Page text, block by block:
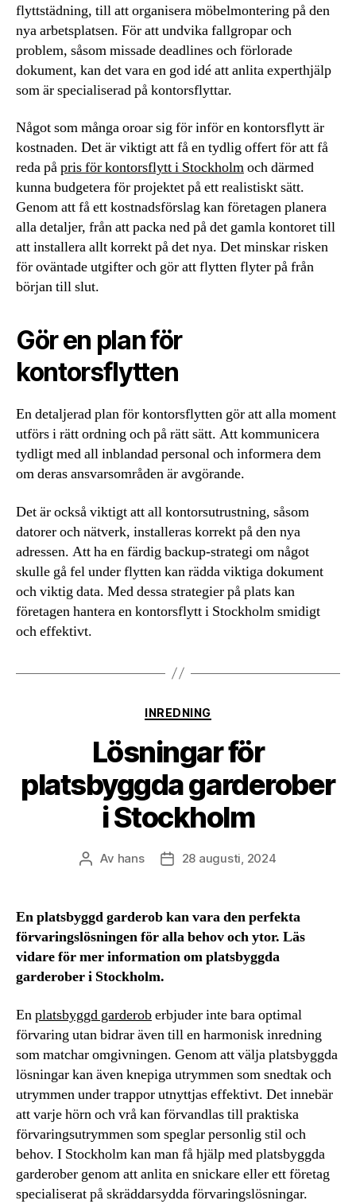
flyttstädning, till att organisera möbelmontering på den
nya arbetsplatsen. För att undvika fallgropar och
problem, såsom missade deadlines och förlorade
dokument, kan det vara en god idé att anlita experthjälp
som är specialiserad på kontorsflyttar.
Något som många oroar sig för inför en kontorsflytt är
kostnaden. Det är viktigt att få en tydlig offert för att få
reda påpris för kontorsflytt i Stockholmoch därmed
kunna budgetera för projektet på ett realistiskt sätt.
Genom att få ett kostnadsförslag kan företagen planera
alla detaljer, från att packa ned på det gamla kontoret till
att installera allt korrekt på det nya. Det minskar risken
för oväntade utgifter och gör att flytten flyter på från
början till slut.
Gör en plan för
kontorsflytten
En detaljerad plan för kontorsflytten gör att alla moment
utförs i rätt ordning och på rätt sätt. Att kommunicera
tydligt med all inblandad personal och informera dem
om deras ansvarsområden är avgörande.
Det är också viktigt att all kontorsutrustning, såsom
datorer och nätverk, installeras korrekt på den nya
adressen. Att ha en färdig backup-strategi om något
skulle gå fel under flytten kan rädda viktiga dokument
och viktig data. Med dessa strategier på plats kan
företagen hantera en kontorsflytt i Stockholm smidigt
och effektivt.
Kategorier
INREDNING
Lösningar för
platsbyggda garderober
i Stockholm
Inläggsförfattare
Av hans Inläggsdatum
28 augusti, 2024
En platsbyggd garderob kan vara den perfekta
förvaringslösningen för alla behov och ytor. Läs
vidare för mer information om platsbyggda
garderober i Stockholm.
Enplatsbyggd garderoberbjuder inte bara optimal
förvaring utan bidrar även till en harmonisk inredning
som matchar omgivningen. Genom att välja platsbyggda
lösningar kan även knepiga utrymmen som snedtak och
utrymmen under trappor utnyttjas effektivt. Det innebär
att varje hörn och vrå kan förvandlas till praktiska
förvaringsutrymmen som speglar personlig stil och
behov. I Stockholm kan man få hjälp med platsbyggda
garderober genom att anlita en snickare eller ett företag
specialiserat på skräddarsydda förvaringslösningar.